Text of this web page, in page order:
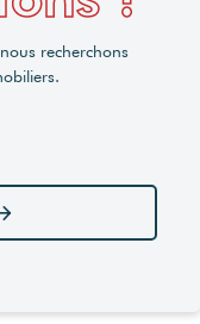
recherchons